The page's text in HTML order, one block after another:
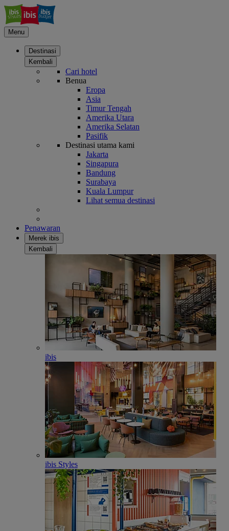
Menu
Destinasi
Kembali
Cari hotel
Benua
Eropa
Asia
Timur Tengah
Amerika Utara
Amerika Selatan
Pasifik
Destinasi utama kami
Jakarta
Singapura
Bandung
Surabaya
Kuala Lumpur
Lihat semua destinasi
Penawaran
Merek ibis
Kembali
ibis
ibis Styles